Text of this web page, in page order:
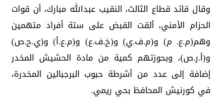
وقال قائد قطاع الثالث، النقيب عبدالله مبارك، أن قوات
الحزام الأمني، ألقت القبض على ستة أفراد متهمين
وهم(م.ع. م) و(م.ف.ي) و(خ.ف.ع) و(م.ع.أ) و(ي.ح.ص)
و(أ.ر.ص)، وبحوزتهم كمية من مادة الحشيش المخدر
إضافة إلى عدد من أشرطة حبوب البرجبالين المخدرة،
في كورنيش المحافظ بحي ريمي.